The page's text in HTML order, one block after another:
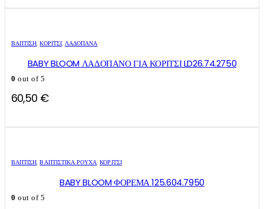
ΒΑΠΤΙΣΗ,ΚΟΡΊΤΣΙ, ΛΑΔΌΠΑΝΑ
BABY BLOOM ΛΑΔΟΠΑΝΟ ΓΙΑ ΚΟΡΙΤΣΙ LD26.74.2750
0 out of 5
60,50 €
το
παραλλαγές.
το
παραλλαγές.
ΒΑΠΤΙΣΗ,ΒΑΠΤΙΣΤΙΚΆ ΡΟΎΧΑ,ΚΟΡΊΤΣΙ
BABY BLOOM ΦΟΡΕΜΑ 125.604.7950
0 out of 5